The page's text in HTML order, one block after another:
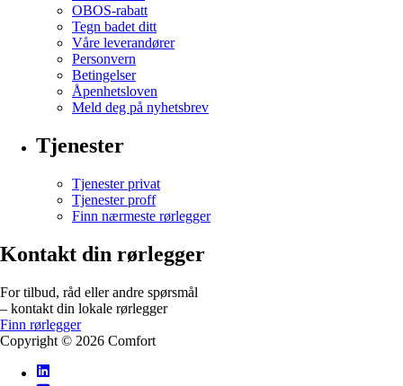
OBOS-rabatt
Tegn badet ditt
Våre leverandører
Personvern
Betingelser
Åpenhetsloven
Meld deg på nyhetsbrev
Tjenester
Tjenester privat
Tjenester proff
Finn nærmeste rørlegger
Kontakt din rørlegger
For tilbud, råd eller andre spørsmål
– kontakt din lokale rørlegger
Finn rørlegger
Copyright © 2026 Comfort